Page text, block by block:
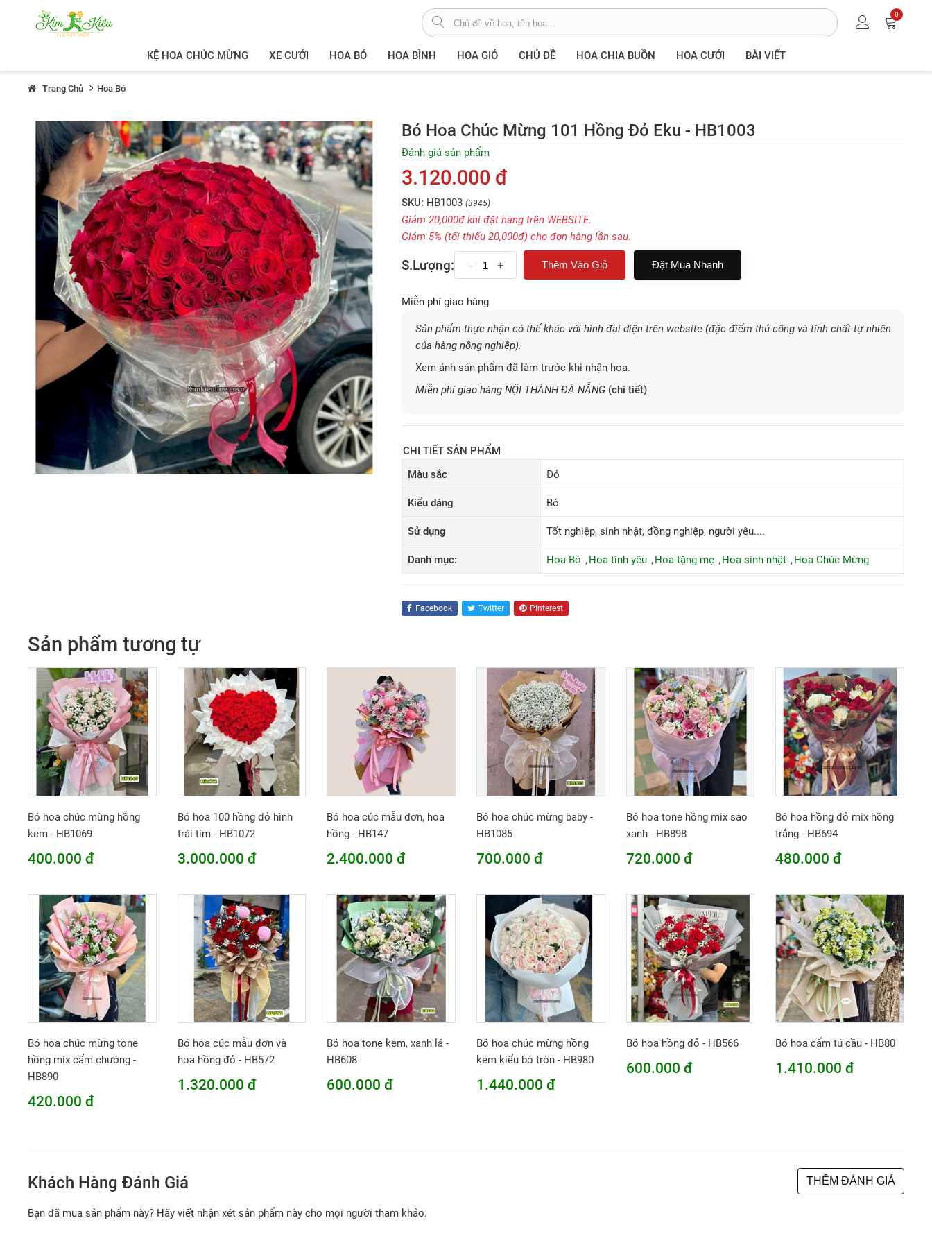
0
KỆ HOA CHÚC MỪNG XE CƯỚI HOA BÓ HOA BÌNH HOA GIỎ CHỦ ĐỀ HOA CHIA BUỒN HOA CƯỚI BÀI VIẾT
Trang Chủ Hoa Bó
Bó Hoa Chúc Mừng 101 Hồng Đỏ Eku - HB1003
Đánh giá sản phẩm
3.120.000 đ
SKU: HB1003 (3945)
Giảm 20,000đ khi đặt hàng trên WEBSITE.
Giảm 5% (tối thiếu 20,000đ) cho đơn hàng lần sau.
S.Lượng: - + Đặt Mua Nhanh
Miễn phí giao hàng
Sản phẩm thực nhận có thể khác với hình đại diện trên website (đặc điểm thủ công và tính chất tự nhiên
của hàng nông nghiệp).
Xem ảnh sản phẩm đã làm trước khi nhận hoa.
Miễn phí giao hàng NỘI THÀNH ĐÀ NẴNG (chi tiết)
CHI TIẾT SẢN PHẨM
Màu sắc
Đỏ
Kiểu dáng Bó
Sử dụng Tốt nghiệp, sinh nhật, đồng nghiệp, người yêu....
Danh mục: Hoa Bó Hoa tình yêu Hoa tặng mẹ Hoa sinh nhật Hoa Chúc Mừng
Facebook Twitter Pinterest
Sản phẩm tương tự
Bó hoa chúc mừng hồng
kem - HB1069
400.000 đ
Bó hoa 100 hồng đỏ hình
trái tim - HB1072
3.000.000 đ
Bó hoa cúc mẫu đơn, hoa
hồng - HB147
2.400.000 đ
Bó hoa chúc mừng baby -
HB1085
700.000 đ
Bó hoa tone hồng mix sao
xanh - HB898
720.000 đ
Bó hoa hồng đỏ mix hồng
trắng - HB694
480.000 đ
Bó hoa chúc mừng tone
hồng mix cẩm chướng -
HB890
420.000 đ
Bó hoa cúc mẫu đơn và
hoa hồng đỏ - HB572
1.320.000 đ
Bó hoa tone kem, xanh lá -
HB608
600.000 đ
Bó hoa chúc mừng hồng
kem kiểu bó tròn - HB980
1.440.000 đ
Bó hoa hồng đỏ - HB566
600.000 đ
Bó hoa cẩm tú cầu - HB80
1.410.000 đ
Khách Hàng Đánh Giá THÊM ĐÁNH GIÁ
Bạn đã mua sản phẩm này? Hãy viết nhận xét sản phẩm này cho mọi người tham khảo.